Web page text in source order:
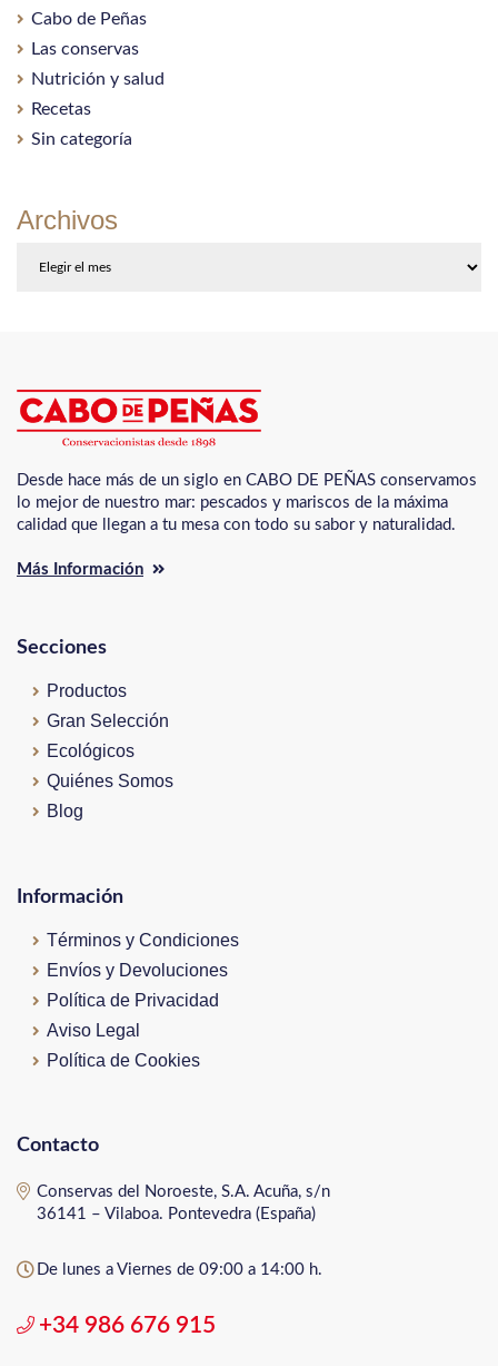
Cabo de Peñas
Las conservas
Nutrición y salud
Recetas
Sin categoría
Archivos
Desde hace más de un siglo en CABO DE PEÑAS conservamos
lo mejor de nuestro mar: pescados y mariscos de la máxima
calidad que llegan a tu mesa con todo su sabor y naturalidad.
Más Información
Secciones
Productos
Gran Selección
Ecológicos
Quiénes Somos
Blog
Información
Términos y Condiciones
Envíos y Devoluciones
Política de Privacidad
Aviso Legal
Política de Cookies
Contacto
Conservas del Noroeste, S.A. Acuña, s/n
36141 – Vilaboa. Pontevedra (España)
De lunes a Viernes de 09:00 a 14:00 h.
+34 986 676 915